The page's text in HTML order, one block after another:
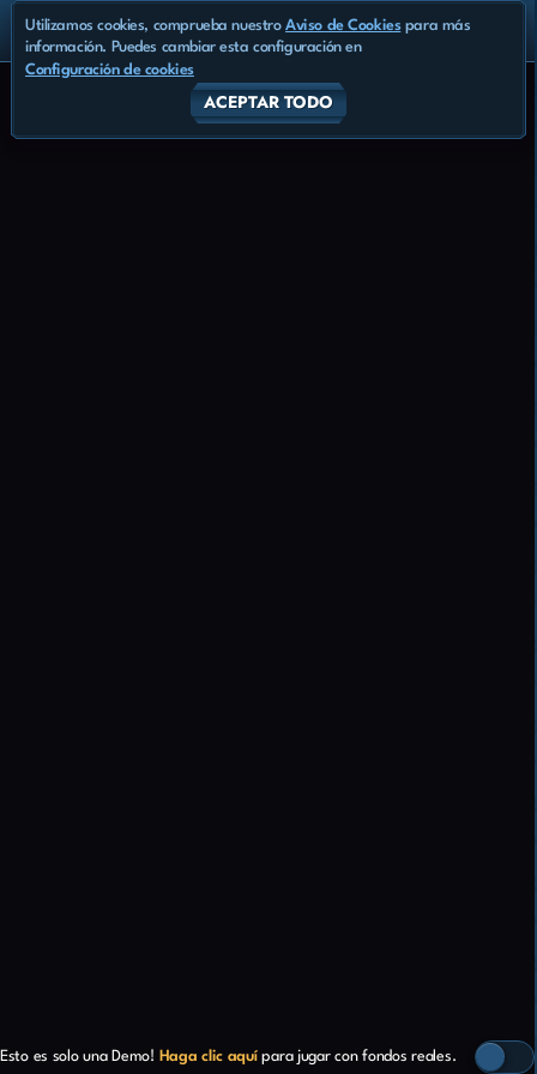
Esto es solo una Demo! Haga clic aquípara jugar con fondos reales.
Utilizamos cookies, comprueba nuestroAviso de Cookiespara más
información. Puedes cambiar esta configuración en
Configuración de cookies
ACEPTAR TODO